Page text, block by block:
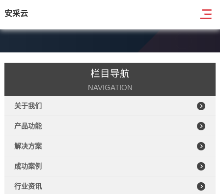
安采云
栏目导航
NAVIGATION
关于我们
产品功能
解决方案
成功案例
行业资讯